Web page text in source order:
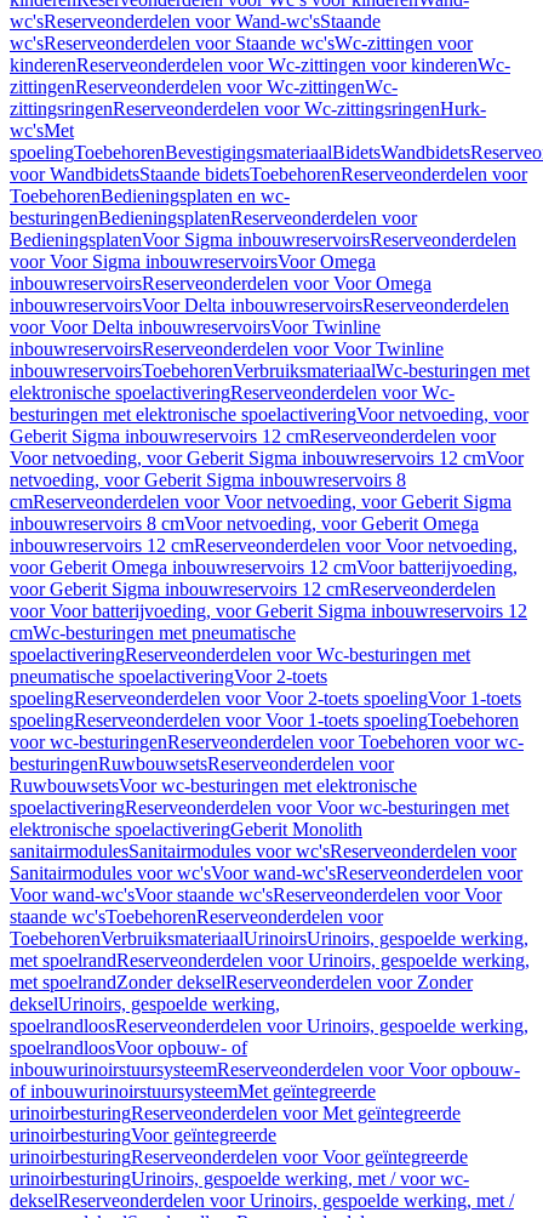
wc'sReserveonderdelen voor Wand-wc'sStaande
wc'sReserveonderdelen voor Staande wc'sWc-zittingen voor
kinderenReserveonderdelen voor Wc-zittingen voor kinderenWc-
zittingenReserveonderdelen voor Wc-zittingenWc-
zittingsringenReserveonderdelen voor Wc-zittingsringenHurk-
wc'sMet
spoelingToebehorenBevestigingsmateriaalBidetsWandbidets
voor WandbidetsStaande bidetsToebehorenReserveonderdelen voor
ToebehorenBedieningsplaten en wc-
besturingenBedieningsplatenReserveonderdelen voor
BedieningsplatenVoor Sigma inbouwreservoirsReserveonderdelen
voor Voor Sigma inbouwreservoirsVoor Omega
inbouwreservoirsReserveonderdelen voor Voor Omega
inbouwreservoirsVoor Delta inbouwreservoirsReserveonderdelen
voor Voor Delta inbouwreservoirsVoor Twinline
inbouwreservoirsReserveonderdelen voor Voor Twinline
inbouwreservoirsToebehorenVerbruiksmateriaalWc-besturingen met
elektronische spoelactiveringReserveonderdelen voor Wc-
besturingen met elektronische spoelactiveringVoor netvoeding, voor
Geberit Sigma inbouwreservoirs 12 cmReserveonderdelen voor
Voor netvoeding, voor Geberit Sigma inbouwreservoirs 12 cmVoor
netvoeding, voor Geberit Sigma inbouwreservoirs 8
cmReserveonderdelen voor Voor netvoeding, voor Geberit Sigma
inbouwreservoirs 8 cmVoor netvoeding, voor Geberit Omega
inbouwreservoirs 12 cmReserveonderdelen voor Voor netvoeding,
voor Geberit Omega inbouwreservoirs 12 cmVoor batterijvoeding,
voor Geberit Sigma inbouwreservoirs 12 cmReserveonderdelen
voor Voor batterijvoeding, voor Geberit Sigma inbouwreservoirs 12
cmWc-besturingen met pneumatische
spoelactiveringReserveonderdelen voor Wc-besturingen met
pneumatische spoelactiveringVoor 2-toets
spoelingReserveonderdelen voor Voor 2-toets spoelingVoor 1-toets
spoelingReserveonderdelen voor Voor 1-toets spoelingToebehoren
voor wc-besturingenReserveonderdelen voor Toebehoren voor wc-
besturingenRuwbouwsetsReserveonderdelen voor
RuwbouwsetsVoor wc-besturingen met elektronische
spoelactiveringReserveonderdelen voor Voor wc-besturingen met
elektronische spoelactiveringGeberit Monolith
sanitairmodulesSanitairmodules voor wc'sReserveonderdelen voor
Sanitairmodules voor wc'sVoor wand-wc'sReserveonderdelen voor
Voor wand-wc'sVoor staande wc'sReserveonderdelen voor Voor
staande wc'sToebehorenReserveonderdelen voor
ToebehorenVerbruiksmateriaalUrinoirsUrinoirs, gespoelde werking,
met spoelrandReserveonderdelen voor Urinoirs, gespoelde werking,
met spoelrandZonder dekselReserveonderdelen voor Zonder
dekselUrinoirs, gespoelde werking,
spoelrandloosReserveonderdelen voor Urinoirs, gespoelde werking,
spoelrandloosVoor opbouw- of
inbouwurinoirstuursysteemReserveonderdelen voor Voor opbouw-
of inbouwurinoirstuursysteemMet geïntegreerde
urinoirbesturingReserveonderdelen voor Met geïntegreerde
urinoirbesturingVoor geïntegreerde
urinoirbesturingReserveonderdelen voor Voor geïntegreerde
urinoirbesturingUrinoirs, gespoelde werking, met / voor wc-
dekselReserveonderdelen voor Urinoirs, gespoelde werking, met /